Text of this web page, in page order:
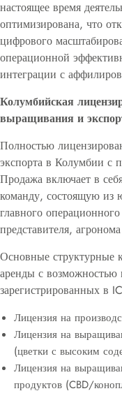
настоящее время
оптимизирована, что
цифрового
операционной
интеграции с
Колумбийская
выращивания и
Полностью
экспорта в Колумбии с
Продажа включает в
команду, состоящую из
главного
представителя,
Основные структурные
аренды с
зарегистрированных в
Лицензия на
Лицензия на
(цветки с высоким
Лицензия на
продуктов (CBD/